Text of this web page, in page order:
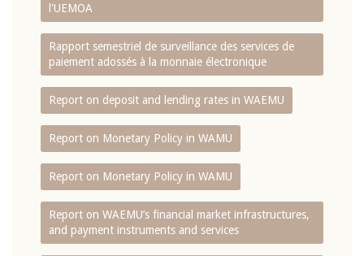
l'UEMOA
Rapport semestriel de surveillance des services de
paiement adossés à la monnaie électronique
Report on deposit and lending rates in WAEMU
Report on Monetary Policy in WAMU
Report on Monetary Policy in WAMU
Report on WAEMU’s financial market infrastructures,
and payment instruments and services